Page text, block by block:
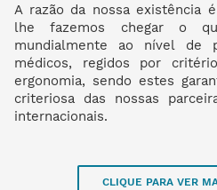
A razão da nossa existência
lhe fazemos chegar o
mundialmente ao nível de
médicos, regidos por
ergonomia, sendo estes
criteriosa das nossas
internacionais.
CLIQUE PARA VER